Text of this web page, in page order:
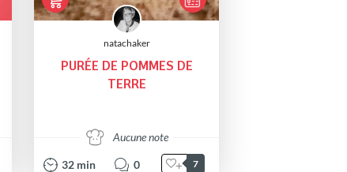
natachaker
PURÉE DE POMMES DE
TERRE
Aucune note
32 min 0 7